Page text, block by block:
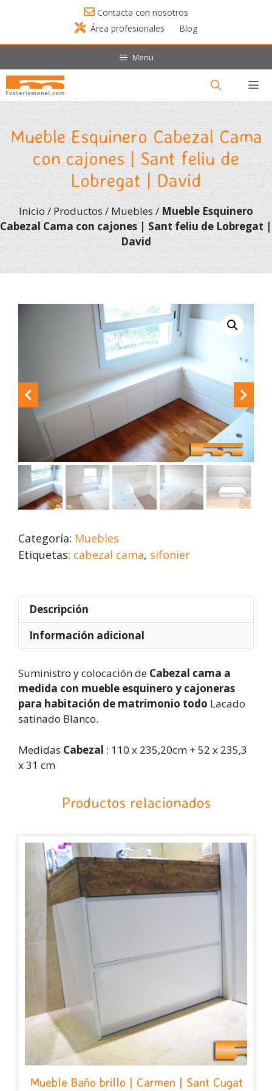
Contacta con nosotros
Área profesionales
Blog
Menu
Menú
Mueble Esquinero Cabezal Cama
con cajones | Sant feliu de
Lobregat | David
Inicio/Productos/Muebles/Mueble Esquinero
Cabezal Cama con cajones | Sant feliu de Lobregat |
David
Categoría: Muebles
Etiquetas: cabezal cama, sifonier
Descripción
Información adicional
Suministro y colocación de Cabezal cama a
medida con mueble esquinero y cajoneras
para habitación de matrimonio todo Lacado
satinado Blanco.
Medidas Cabezal : 110 x 235,20cm + 52 x 235,3
x 31 cm
Productos relacionados
Mueble Baño brillo | Carmen | Sant Cugat